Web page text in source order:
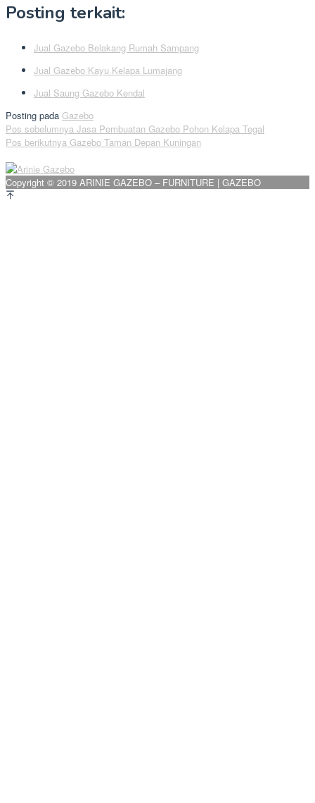
Posting terkait:
Jual Gazebo Belakang Rumah Sampang
Jual Gazebo Kayu Kelapa Lumajang
Jual Saung Gazebo Kendal
Posting pada Gazebo
Navigasi
pos
Pos sebelumnya Jasa Pembuatan Gazebo Pohon Kelapa Tegal
Pos berikutnya Gazebo Taman Depan Kuningan
Copyright © 2019 ARINIE GAZEBO – FURNITURE | GAZEBO